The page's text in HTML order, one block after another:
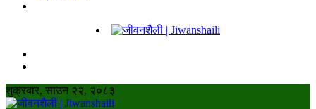
शुक्रबार, साउन २२, २०८३